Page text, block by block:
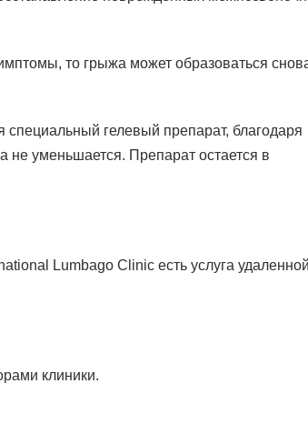
то грыжа может образоваться
гелевый препарат, благодаря
не уменьшается. Препарат остается в
Lumbago Clinic есть услуга удаленной
клиники.